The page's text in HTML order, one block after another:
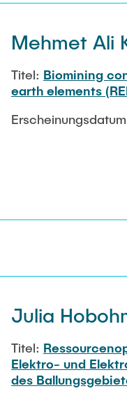
Mehmet Ali
Titel: Biomining
earth elements
Julia
Titel:
Elektro- und
des